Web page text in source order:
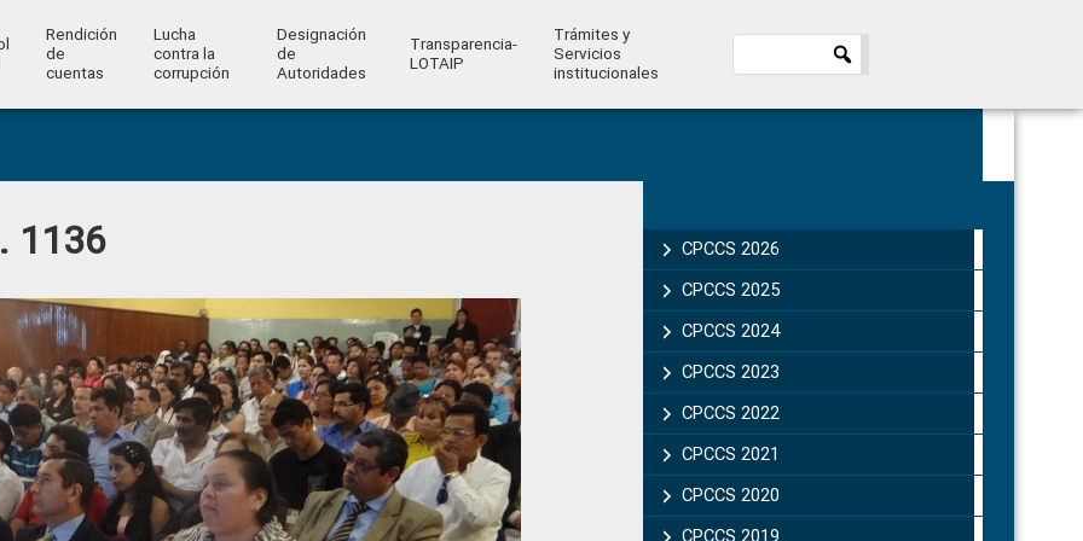
Rendición
de
cuentas
Lucha
contra la
corrupción
Designación
de
Autoridades
Transparencia-
LOTAIP
Trámites y
Servicios
institucionales
1136
Sidebar
CPCCS 2026
CPCCS 2025
CPCCS 2024
CPCCS 2023
CPCCS 2022
CPCCS 2021
CPCCS 2020
CPCCS 2019 .